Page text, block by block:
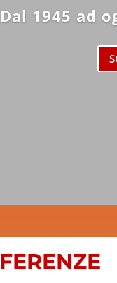
Dal 1945 ad